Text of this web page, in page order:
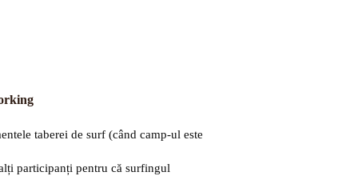
taberei de surf (când camp-ul este
participanți pentru că surfingul